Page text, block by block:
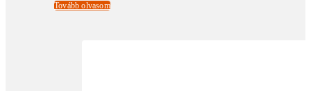
Tovább olvasom